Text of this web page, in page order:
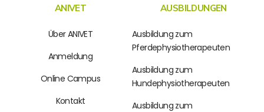
ANIVET
Über ANIVET
Anmeldung
Online Campus
Kontakt
AUSBILDUNGEN
Ausbildung zum
Pferdephysiotherapeuten
Ausbildung zum
Hundephysiotherapeuten
Ausbildung zum